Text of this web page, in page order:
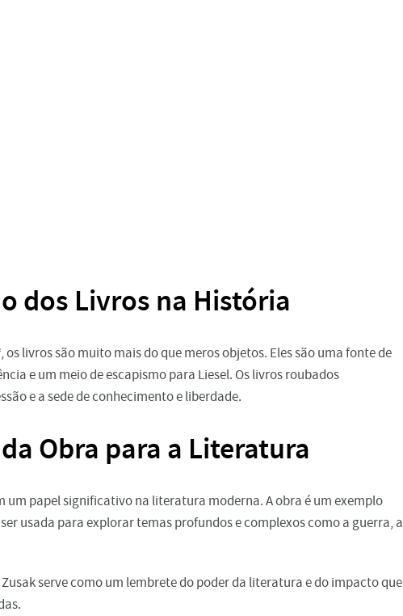
dos Livros na História
os livros são muito mais do que meros objetos. Eles são uma fonte de
e um meio de escapismo para Liesel. Os livros roubados
e a sede de conhecimento e liberdade.
Obra para a Literatura
um papel significativo na literatura moderna. A obra é um exemplo
usada para explorar temas profundos e complexos como a guerra, a
serve como um lembrete do poder da literatura e do impacto que